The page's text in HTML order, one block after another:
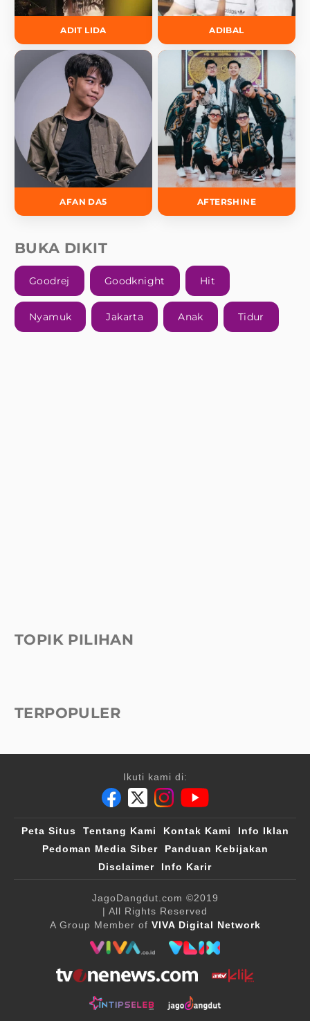
ADIT LIDA ADIBAL
AFAN DA5 AFTERSHINE
BUKA DIKIT
Goodrej Goodknight Hit
Nyamuk Jakarta Anak Tidur
TOPIK PILIHAN
TERPOPULER
Ikuti kami di:
Peta Situs Tentang Kami Kontak Kami
Info Iklan
Pedoman Media Siber
Panduan Kebijakan
Disclaimer
Info Karir
JagoDangdut.com ©2019
| All Rights Reserved
A Group Member of VIVA Digital Network